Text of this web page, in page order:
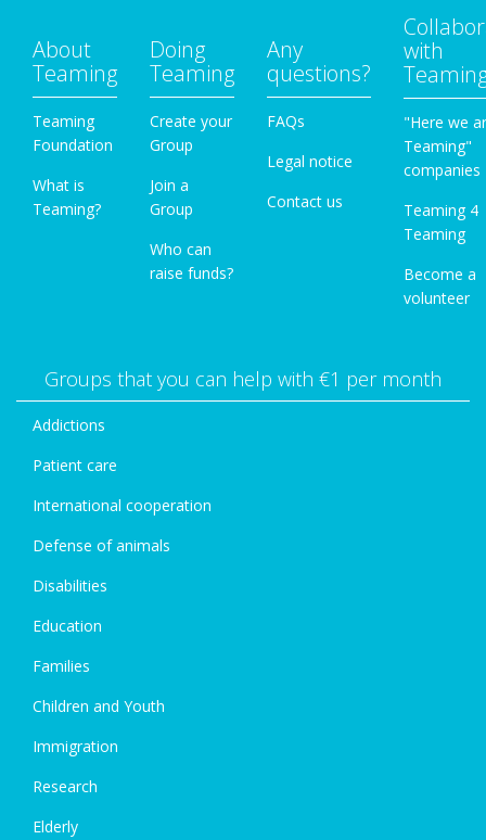
About
Teaming
Teaming
Foundation
What is
Teaming?
Doing
Teaming
Create your
Group
Join a
Group
Who can
raise funds?
Any
questions?
FAQs
Legal notice
Contact us
with
"Here we
Teaming"
companies
Teaming 4
Teaming
Become a
volunteer
Groups that you can help with €1 per month
Addictions
Patient care
International cooperation
Defense of animals
Disabilities
Education
Families
Children and Youth
Immigration
Research
Elderly